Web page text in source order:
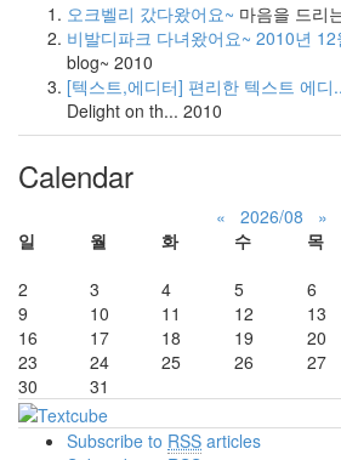
오크벨리 갔다왔어요~ 마음을 드리
비발디파크 다녀왔어요~ 2010년 12
blog~ 2010
[텍스트,에디터] 편리한 텍스트 에디
Delight on th... 2010
Calendar
« 2026/08
»
일
월 화 수 목
2
3 4 5 6
9
10 11 12 13
16
17 18 19 20
23
24 25 26 27
30
31
Subscribe to RSS articles